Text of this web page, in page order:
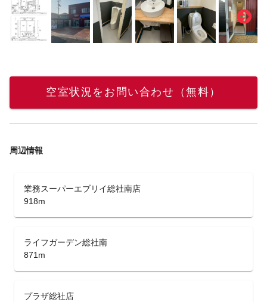
空室状況をお問い合わせ（無料）
周辺情報
業務スーパーエブリイ総社南店
918m
ライフガーデン総社南
871m
プラザ総社店